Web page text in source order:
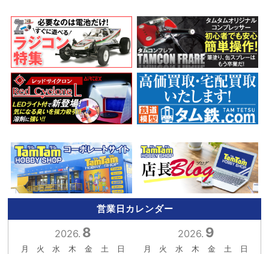
営業日カレンダー
2026. 8
月 火 水 木 金 土
日
2026. 9
月 火 水 木 金 土
日